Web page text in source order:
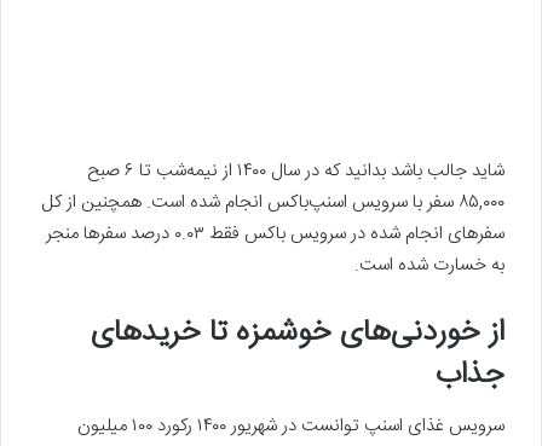
شاید جالب باشد بدانید که در سال ۱۴۰۰ از نیمه‌شب تا ۶ صبح
۸۵,۰۰۰ سفر با سرویس اسنپ‌باکس انجام شده است. همچنین از کل
سفرهای انجام شده در سرویس باکس فقط ۰.۰۳ درصد سفرها منجر
به خسارت شده است.
از خوردنی‌های خوشمزه تا خریدهای
جذاب
سرویس غذای اسنپ توانست در شهریور ۱۴۰۰ رکورد ۱۰۰ میلیون